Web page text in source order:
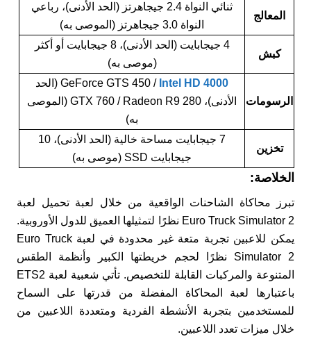
المعالج
ثنائي النواة 2.4 جيجاهرتز (الحد الأدنى)، رباعي
النواة 3.0 جيجاهرتز (الموصى به)
كبش
4 جيجابايت (الحد الأدنى)، 8 جيجابايت أو أكثر
(موصى به)
الرسومات
GeForce GTS 450 / Intel HD 4000
(الحد
الأدنى)، GTX 760 / Radeon R9 280 (الموصى
به)
تخزين
7 جيجابايت مساحة خالية (الحد الأدنى)، 10
جيجابايت SSD (موصى به)
الخلاصة:
تبرز محاكاة الشاحنات الواقعية من خلال لعبة تحميل لعبة
Euro Truck Simulator 2 نظرًا لتمثيلها العميق للدول الأوروبية.
يمكن للاعبين تجربة متعة غير محدودة في لعبة Euro Truck
Simulator 2 نظرًا لحجم خريطتها الكبير وأنظمة الطقس
المتنوعة والمركبات القابلة للتخصيص. تأتي شعبية لعبة ETS2
باعتبارها لعبة المحاكاة المفضلة من قدرتها على السماح
للمستخدمين بتجربة الأنشطة الفردية ومتعددة اللاعبين من
خلال ميزات تعدد اللاعبين.